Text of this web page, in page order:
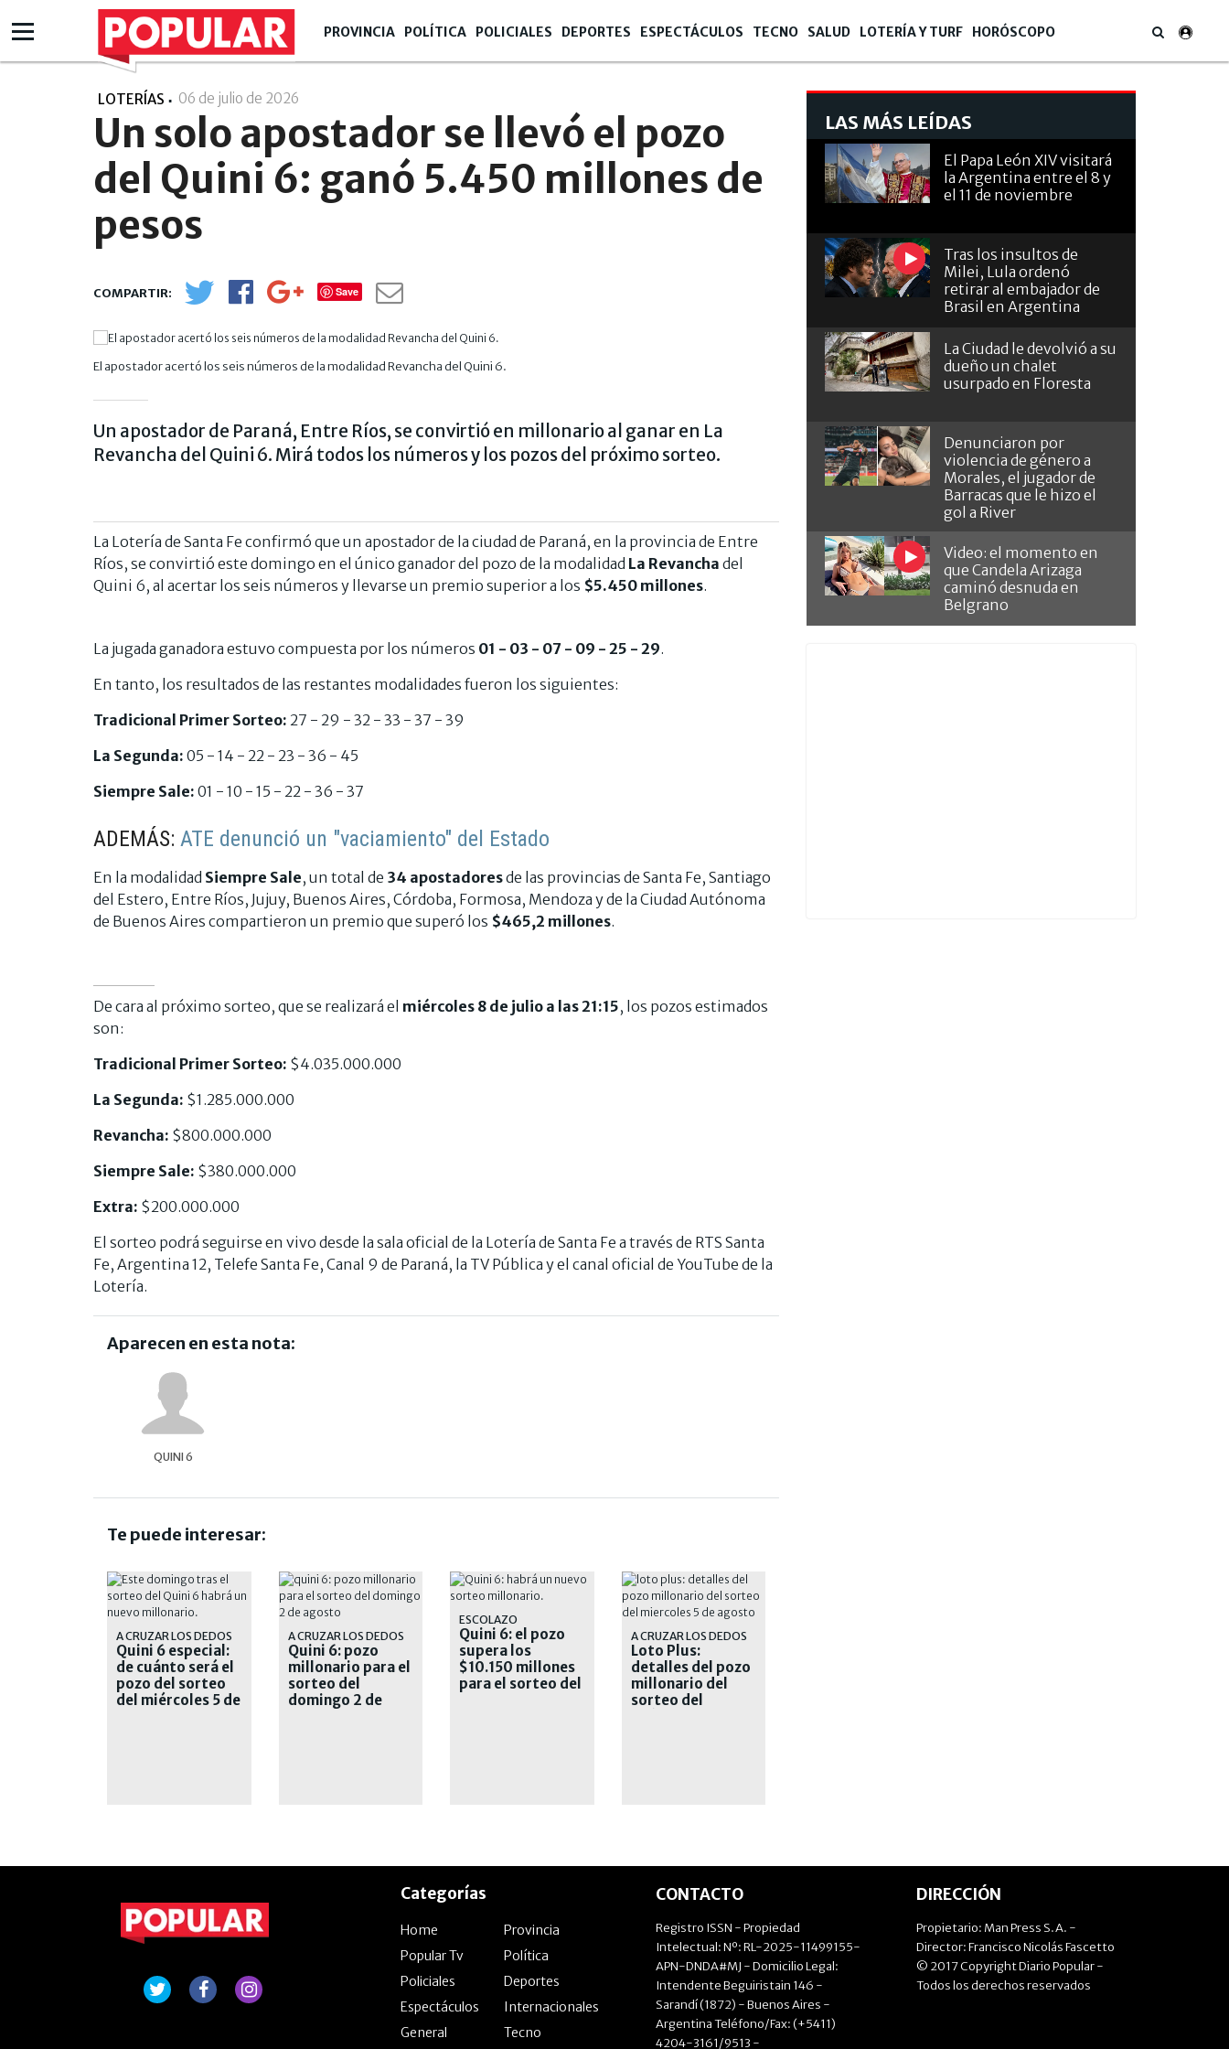
PROVINCIA POLÍTICA POLICIALES DEPORTES ESPECTÁCULOS TECNO SALUD LOTERÍA Y TURF HORÓSCOPO
LOTERÍAS 06 de julio de 2026
Un solo apostador se llevó el pozo
del Quini 6: ganó 5.450 millones de
pesos
Save
El apostador acertó los seis números de la modalidad Revancha del Quini 6.
Un apostador de Paraná, Entre Ríos, se convirtió en millonario al ganar en La
Revancha del Quini 6. Mirá todos los números y los pozos del próximo sorteo.
La Lotería de Santa Fe confirmó que un apostador de la ciudad de Paraná, en la provincia de Entre
Ríos, se convirtió este domingo en el único ganador del pozo de la modalidad La Revancha del
Quini 6, al acertar los seis números y llevarse un premio superior a los $5.450 millones.
La jugada ganadora estuvo compuesta por los números 01 - 03 - 07 - 09 - 25 - 29.
En tanto, los resultados de las restantes modalidades fueron los siguientes:
Tradicional Primer Sorteo: 27 - 29 - 32 - 33 - 37 - 39
La Segunda: 05 - 14 - 22 - 23 - 36 - 45
Siempre Sale: 01 - 10 - 15 - 22 - 36 - 37
ADEMÁS: ATE denunció un "vaciamiento" del Estado
En la modalidad Siempre Sale, un total de 34 apostadoresde las provincias de Santa Fe, Santiago
del Estero, Entre Ríos, Jujuy, Buenos Aires, Córdoba, Formosa, Mendoza y de la Ciudad Autónoma
de Buenos Aires compartieron un premio que superó los $465,2 millones.
De cara al próximo sorteo, que se realizará el miércoles 8 de julio a las 21:15, los pozos estimados
son:
Tradicional Primer Sorteo: $4.035.000.000
La Segunda: $1.285.000.000
Revancha: $800.000.000
Siempre Sale: $380.000.000
Extra: $200.000.000
El sorteo podrá seguirse en vivo desde la sala oficial de la Lotería de Santa Fe a través de RTS Santa
Fe, Argentina 12, Telefe Santa Fe, Canal 9 de Paraná, la TV Pública y el canal oficial de YouTube de la
Lotería.
Aparecen en esta nota:
QUINI 6
Te puede interesar:
A CRUZAR LOS DEDOS
Quini 6 especial:
de cuánto será el
pozo del sorteo
del miércoles 5 de
A CRUZAR LOS DEDOS
Quini 6: pozo
millonario para el
sorteo del
domingo 2 de
ESCOLAZO
Quini 6: el pozo
supera los
$10.150 millones
para el sorteo del
A CRUZAR LOS DEDOS
Loto Plus:
detalles del pozo
millonario del
sorteo del
LAS MÁS LEÍDAS
El Papa León XIV visitará
la Argentina entre el 8 y
el 11 de noviembre
Tras los insultos de
Milei, Lula ordenó
retirar al embajador de
Brasil en Argentina
La Ciudad le devolvió a su
dueño un chalet
usurpado en Floresta
Denunciaron por
violencia de género a
Morales, el jugador de
Barracas que le hizo el
gol a River
Video: el momento en
que Candela Arizaga
caminó desnuda en
Belgrano
Categorías
Home
Provincia
Popular Tv
Política
Policiales
Deportes
Espectáculos
Internacionales
General
Tecno
CONTACTO
Registro ISSN - Propiedad
Intelectual: Nº: RL-2025-11499155-
APN-DNDA#MJ - Domicilio Legal:
Intendente Beguiristain 146 -
Sarandí (1872) - Buenos Aires -
Argentina Teléfono/Fax: (+5411)
4204-3161/9513 -
DIRECCIÓN
Propietario: Man Press S.A. -
Director: Francisco Nicolás Fascetto
© 2017 Copyright Diario Popular -
Todos los derechos reservados